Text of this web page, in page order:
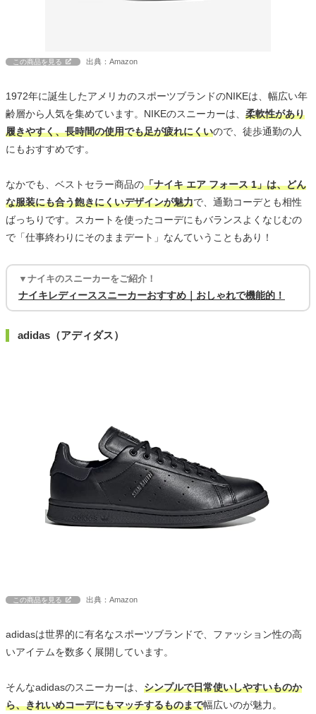
この商品を見る 出典：Amazon
1972年に誕生したアメリカのスポーツブランドのNIKEは、幅広い年
齢層から人気を集めています。NIKEのスニーカーは、 柔軟性があり
履きやすく、長時間の使用でも足が疲れにくいので、徒歩通勤の人
にもおすすめです。
なかでも、ベストセラー商品の「ナイキ エア フォース 1」は、どん
な服装にも合う飽きにくいデザインが魅力で、通勤コーデとも相性
ばっちりです。スカートを使ったコーデにもバランスよくなじむの
で「仕事終わりにそのままデート」なんていうこともあり！
▼ナイキのスニーカーをご紹介！
ナイキレディーススニーカーおすすめ｜おしゃれで機能的！
adidas（アディダス）
この商品を見る 出典：Amazon
adidasは世界的に有名なスポーツブランドで、ファッション性の高
いアイテムを数多く展開しています。
そんなadidasのスニーカーは、 シンプルで日常使いしやすいものか
ら、きれいめコーデにもマッチするものまで幅広いのが魅力。